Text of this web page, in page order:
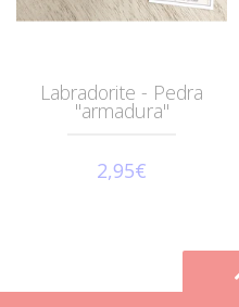
Labradorite - Pedra
"armadura"
2,95€